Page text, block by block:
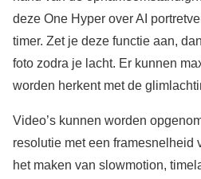
deze One Hyper over AI
timer. Zet je deze functie aan,
foto zodra je lacht. Er kunnen
worden herkent met de
Video’s kunnen worden
resolutie met een framesnelheid
het maken van slowmotion,